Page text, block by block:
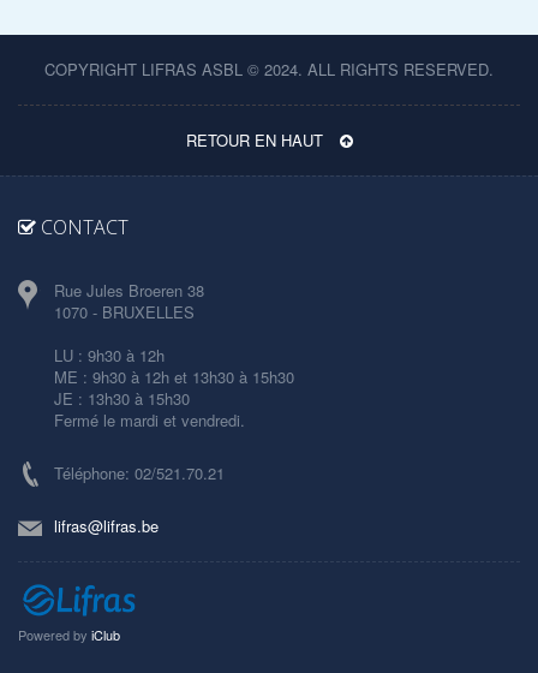
COPYRIGHT LIFRAS ASBL © 2024. ALL RIGHTS RESERVED.
RETOUR EN HAUT
CONTACT
Rue Jules Broeren 38
1070 - BRUXELLES
LU : 9h30 à 12h
ME : 9h30 à 12h et 13h30 à 15h30
JE : 13h30 à 15h30
Fermé le mardi et vendredi.
Téléphone: 02/521.70.21
lifras@lifras.be
Powered by iClub